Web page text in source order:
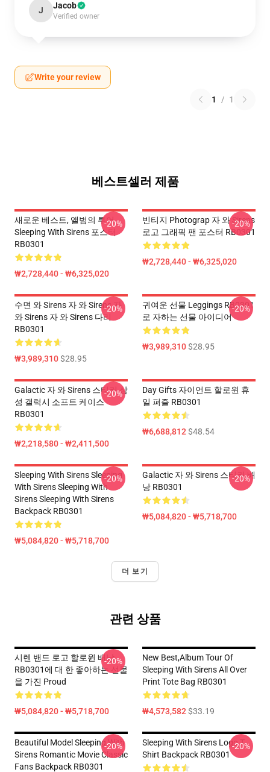
J Jacob
Verified owner
Write your review
1 / 1
베스트셀러 제품
새로운 베스트, 앨범의 투어
Sleeping With Sirens 포스터
RB0301
₩2,728,440 - ₩6,325,020
-20%
빈티지 Photograp 자 와 Sirens
로고 그래픽 팬 포스터 RB0301
₩2,728,440 - ₩6,325,020
-20%
수면 와 Sirens 자 와 Sirens 자
와 Sirens 자 와 Sirens 다리
RB0301
₩3,989,310$28.95
-20%
귀여운 선물 Leggings RB0301
로 자하는 선물 아이디어
₩3,989,310$28.95
-20%
Galactic 자 와 Sirens 스티커 삼
성 갤럭시 소프트 케이스
RB0301
₩2,218,580 - ₩2,411,500
-20%
Day Gifts 자이언트 할로윈 휴
일 퍼즐 RB0301
₩6,688,812$48.54
Sleeping With Sirens Sleeping
With Sirens Sleeping With
Sirens Sleeping With Sirens
Backpack RB0301
₩5,084,820 - ₩5,718,700
-20%
Galactic 자 와 Sirens 스티커 배
낭 RB0301
₩5,084,820 - ₩5,718,700
-20%
더 보기
관련 상품
시렌 밴드 로고 할로윈 배낭
RB0301에 대 한 좋아하는 선물
을 가진 Proud
₩5,084,820 - ₩5,718,700
-20%
New Best,album Tour Of
Sleeping With Sirens All Over
Print Tote Bag RB0301
₩4,573,582$33.19
Beautiful Model Sleeping With
Sirens Romantic Movie Classic
Fans Backpack RB0301
-20%
Sleeping With Sirens Logo T
Shirt Backpack RB0301
-20%